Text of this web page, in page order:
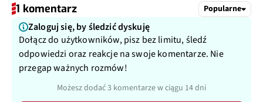
1 komentarz Popularne
Zaloguj się, by śledzić dyskuję
Dołącz do użytkowników, pisz bez limitu, śledź
odpowiedzi oraz reakcje na swoje komentarze. Nie
przegap ważnych rozmów!
Możesz dodać 3 komentarze w ciągu 14 dni